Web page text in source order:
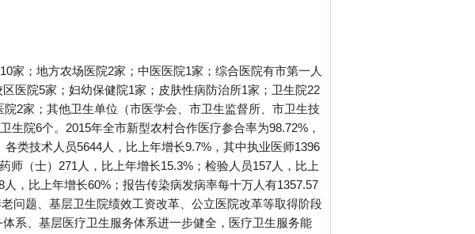
家；地方农场医院2家；中医医院1家；综合医院有市第一人
医院5家；妇幼保健院1家；皮肤性病防治所1家；卫生院22
2家；其他卫生单位（市医学会、市卫生监督所、市卫生技
院6个。2015年全市新型农村合作医疗参合率为98.72%，
类技术人员5644人，比上年增长9.7%，其中执业医师1396
师（士）271人，比上年增长15.3%；检验人员157人，比上
，比上年增长60%；报告传染病发病率每十万人有1357.57
问题、基层卫生院绩效工资改革、公立医院改革等取得阶段
系、基层医疗卫生服务体系进一步健全，医疗卫生服务能